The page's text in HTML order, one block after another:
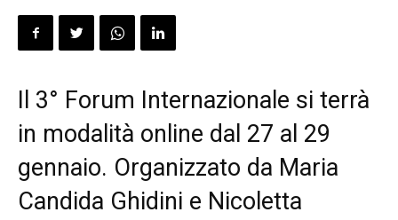
Il 3° Forum Internazionale si terrà
in modalità online dal 27 al 29
gennaio. Organizzato da Maria
Candida Ghidini e Nicoletta